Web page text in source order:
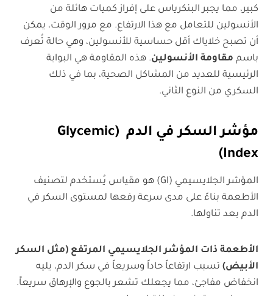
كبير، مما يجبر البنكرياس على إفراز كميات هائلة من
الأنسولين للتعامل مع هذا الارتفاع. مع مرور الوقت، يمكن
أن تصبح خلاياك أقل حساسية للأنسولين، وهي حالة تُعرف
باسم مقاومة الأنسولين. هذه المقاومة هي البوابة
الرئيسية للعديد من المشاكل الصحية، بما في ذلك
السكري من النوع الثاني.
مؤشر السكر في الدم
(Glycemic
Index)
المؤشر الجلايسيمي (GI) هو مقياس يُستخدم لتصنيف
الأطعمة بناءً على مدى سرعة رفعها لمستوى السكر في
الدم بعد تناولها.
الأطعمة ذات المؤشر الجلايسيمي المرتفع (مثل السكر
الأبيض) تسبب ارتفاعاً حاداً وسريعاً في سكر الدم، يليه
انخفاض مفاجئ، مما يجعلك تشعر بالجوع والإرهاق سريعاً.